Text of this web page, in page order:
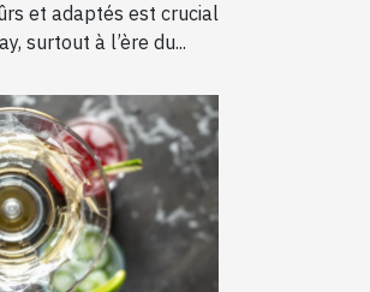
et adaptés est crucial
surtout à l’ère du...